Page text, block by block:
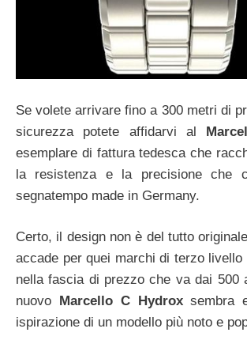
Se volete arrivare fino a 300 metri di
sicurezza potete affidarvi al
esemplare di fattura tedesca che
la resistenza e la precisione che
segnatempo made in Germany.
Certo, il design non è del tutto
accade per quei marchi di terzo livello
nella fascia di prezzo che va dai 500
nuovo Marcello C Hydroxsembra
ispirazione di un modello più noto e